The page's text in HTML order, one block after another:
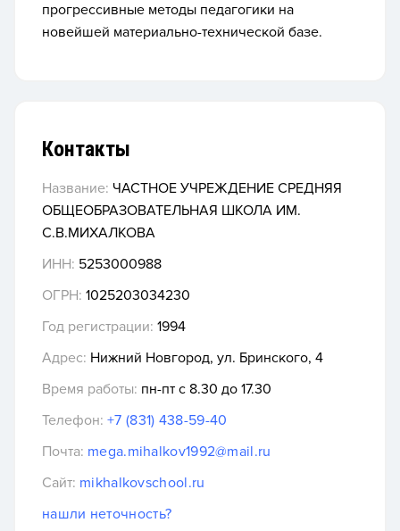
прогрессивные методы педагогики на
новейшей материально-технической базе.
Контакты
Название: ЧАСТНОЕ УЧРЕЖДЕНИЕ СРЕДНЯЯ
ОБЩЕОБРАЗОВАТЕЛЬНАЯ ШКОЛА ИМ.
С.В.МИХАЛКОВА
ИНН: 5253000988
ОГРН: 1025203034230
Год регистрации: 1994
Адрес: Нижний Новгород, ул. Бринского, 4
Время работы: пн-пт с 8.30 до 17.30
Телефон: +7 (831) 438-59-40
Почта: mega.mihalkov1992@mail.ru
Сайт: mikhalkovschool.ru
нашли неточность?